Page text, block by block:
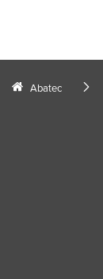
Abatec